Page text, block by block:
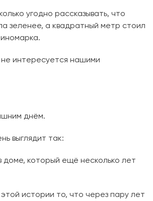
угодно рассказывать, что
зеленее, а квадратный метр стоил
интересуется нашими
днём.
выглядит так:
доме, который ещё несколько лет
истории то, что через пару лет